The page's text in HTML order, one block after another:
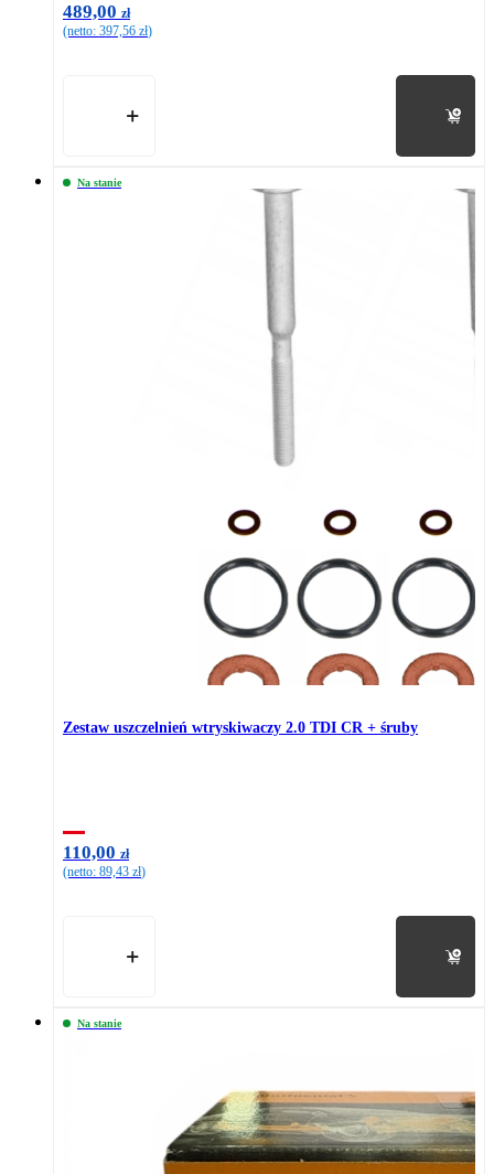
489,00 zł
(netto: 397,56 zł)
Na stanie
Zestaw uszczelnień wtryskiwaczy 2.0 TDI CR + śruby
110,00 zł
(netto: 89,43 zł)
Na stanie